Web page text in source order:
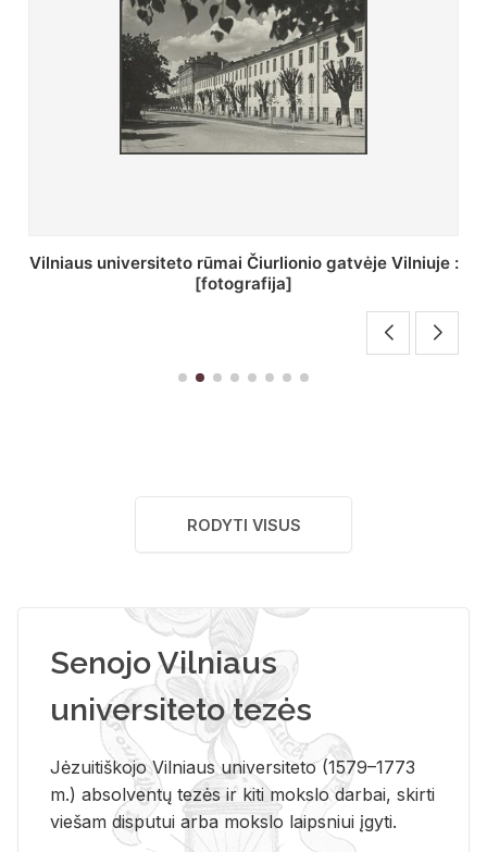
St. Batoro universiteto J. Pilsudskio kolegija :
[fotografija]
RODYTI VISUS
Senojo Vilniaus
universiteto tezės
Jėzuitiškojo Vilniaus universiteto (1579–1773
m.) absolventų tezės ir kiti mokslo darbai, skirti
viešam disputui arba mokslo laipsniui įgyti.